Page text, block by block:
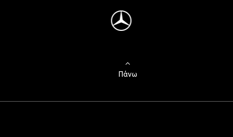
Πάνω